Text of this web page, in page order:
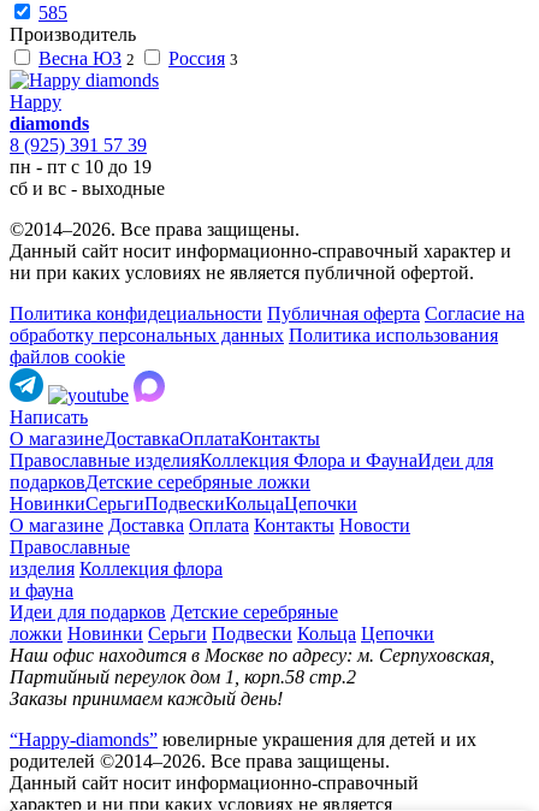
585
Производитель
Весна ЮЗ 2 Россия 3
Happy
diamonds
8 (925) 391 57 39
пн - пт с 10 до 19
сб и вс - выходные
©2014–2026. Все права защищены.
Данный сайт носит информационно-справочный характер и
ни при каких условиях не является публичной офертой.
Политика конфидециальности Публичная оферта Согласие на
обработку персональных данных Политика использования
файлов cookie
Написать
О магазинеДоставкаОплатаКонтакты
Православные изделияКоллекция Флора и ФаунаИдеи для
подарковДетские серебряные ложки
НовинкиСерьгиПодвескиКольцаЦепочки
О магазине Доставка Оплата Контакты Новости
Православные
изделия Коллекция флора
и фауна
Идеи для подарков Детские серебряные
ложки Новинки Серьги Подвески Кольца Цепочки
Наш офис находится в Москве по адресу: м. Серпуховская,
Партийный переулок дом 1, корп.58 стр.2
Заказы принимаем каждый день!
“Happy-diamonds” ювелирные украшения для детей и их
родителей ©2014–2026. Все права защищены.
Данный сайт носит информационно-справочный
характер и ни при каких условиях не является